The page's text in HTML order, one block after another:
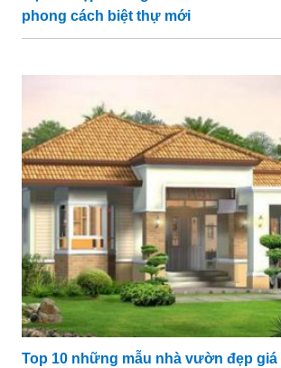
phong cách biệt thự mới
Top 10 những mẫu nhà vườn đẹp giá